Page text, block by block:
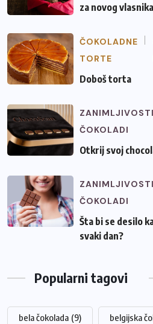
za novog vlasnika
ČOKOLADNE
TORTE
Doboš torta
ČOKOLADI
Otkrij svoj
ČOKOLADI
Šta bi se desilo
svaki dan?
Popularni tagovi
bela čokolada (9) belgijska